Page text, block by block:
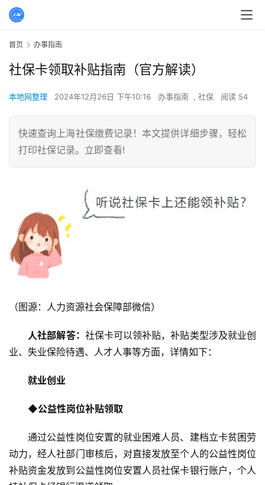
首页 办事指南
社保卡领取补贴指南（官方解读）
本地网整理 2024年12月26日 下午10:16 办事指南 , 社保 阅读 54
快速查询上海社保缴费记录！本文提供详细步骤，轻松
打印社保记录。立即查看!
（图源：人力资源社会保障部微信）
人社部解答： 社保卡可以领补贴，补贴类型涉及就业创
业、失业保险待遇、人才人事等方面，详情如下：
就业创业
◆公益性岗位补贴领取
通过公益性岗位安置的就业困难人员、建档立卡贫困劳
动力，经人社部门审核后，对直接发放至个人的公益性岗位
补贴资金发放到公益性岗位安置人员社保卡银行账户，个人